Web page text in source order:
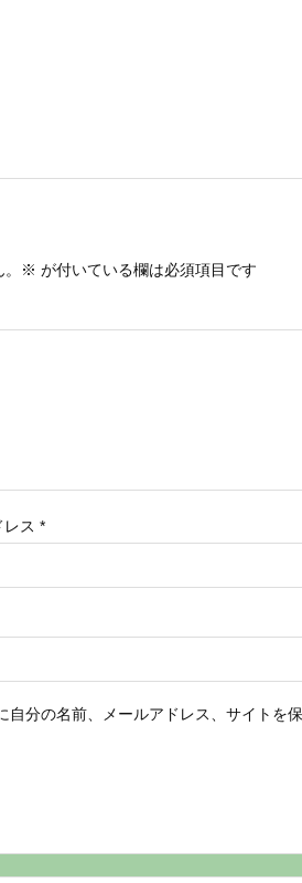
※ が付いている欄は必須項目です
レス *
分の名前、メールアドレス、サイトを保